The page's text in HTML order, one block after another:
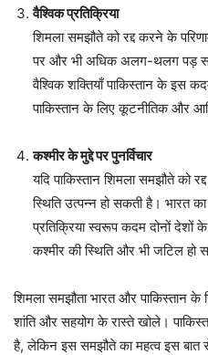
वैश्विक प्रतिक्रिया
शिमला समझौते को रद्द करने के
पर और भी अधिक अलग-थलग पड़
वैश्विक शक्तियाँ पाकिस्तान के इस
पाकिस्तान के लिए कूटनीतिक और
कश्मीर के मुद्दे पर पुनर्विचार
यदि पाकिस्तान शिमला समझौते को
स्थिति उत्पन्न हो सकती है। भारत
प्रतिक्रिया स्वरूप कदम दोनों
कश्मीर की स्थिति और भी जटिल हो
शिमला समझौता भारत और पाकिस्तान के
शांति और सहयोग के रास्ते खोले।
है, लेकिन इस समझौते का महत्व इस बात